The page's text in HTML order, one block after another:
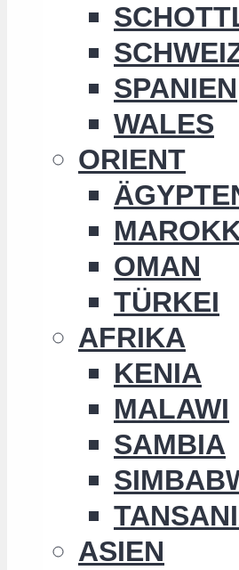
SPANIEN
WALES
ORIENT
OMAN
TÜRKEI
AFRIKA
KENIA
MALAWI
SAMBIA
ASIEN